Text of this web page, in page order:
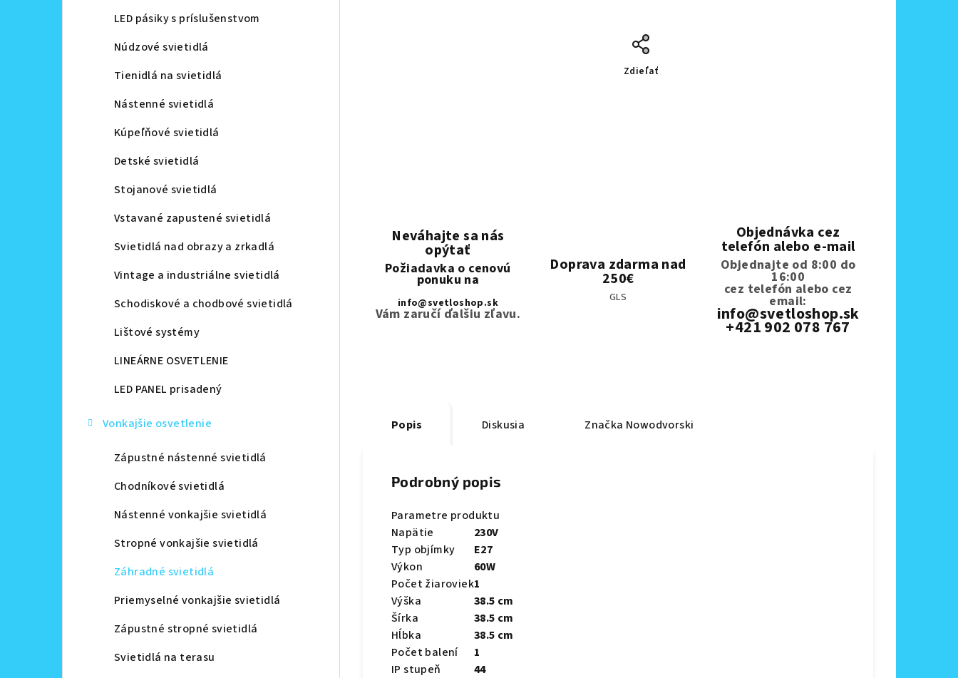
LED pásiky s príslušenstvom
Núdzové svietidlá
Tienidlá na svietidlá
Nástenné svietidlá
Kúpeľňové svietidlá
Detské svietidlá
Stojanové svietidlá
Vstavané zapustené svietidlá
Svietidlá nad obrazy a zrkadlá
Vintage a industriálne svietidlá
Schodiskové a chodbové svietidlá
Lištové systémy
LINEÁRNE OSVETLENIE
LED PANEL prisadený
Vonkajšie osvetlenie
Zápustné nástenné svietidlá
Chodníkové svietidlá
Nástenné vonkajšie svietidlá
Stropné vonkajšie svietidlá
Záhradné svietidlá
Priemyselné vonkajšie svietidlá
Zápustné stropné svietidlá
Svietidlá na terasu
Zdieľať
Neváhajte sa nás
opýtať
Požiadavka o cenovú
ponuku na
info@svetloshop.sk
Vám zaručí ďalšiu zľavu.
Doprava zdarma nad
250€
GLS
Objednávka cez
telefón alebo e-mail
Objednajte od 8:00 do
16:00
cez telefón alebo cez
email:
info@svetloshop.sk
+421 902 078 767
Popis Diskusia Značka Nowodvorski
Podrobný popis
Parametre produktu
Napätie
230V
Typ objímky
E27
Výkon
60W
Počet žiaroviek1
Výška
38.5 cm
Šírka
38.5 cm
Hĺbka
38.5 cm
Počet balení
1
IP stupeň
44